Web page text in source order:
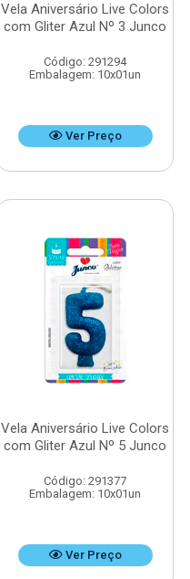
Vela Aniversário Live Colors
com Gliter Azul Nº 3 Junco
Código: 291294
Embalagem: 10x01un
Ver Preço
Vela Aniversário Live Colors
com Gliter Azul Nº 5 Junco
Código: 291377
Embalagem: 10x01un
Ver Preço